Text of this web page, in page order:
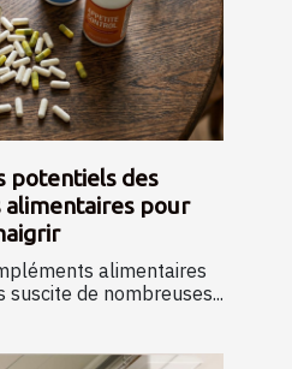
potentiels des
pour
alimentaires
de nombreuses...